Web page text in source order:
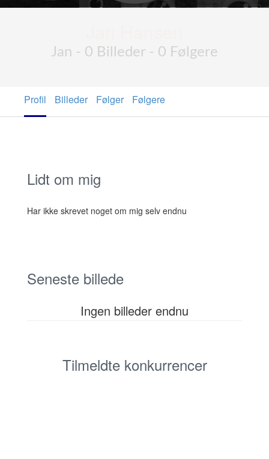
Jan - 0 Billeder - 0 Følgere
Profil Billeder Følger Følgere
Lidt om mig
Har ikke skrevet noget om mig selv endnu
Seneste billede
Ingen billeder endnu
Tilmeldte konkurrencer